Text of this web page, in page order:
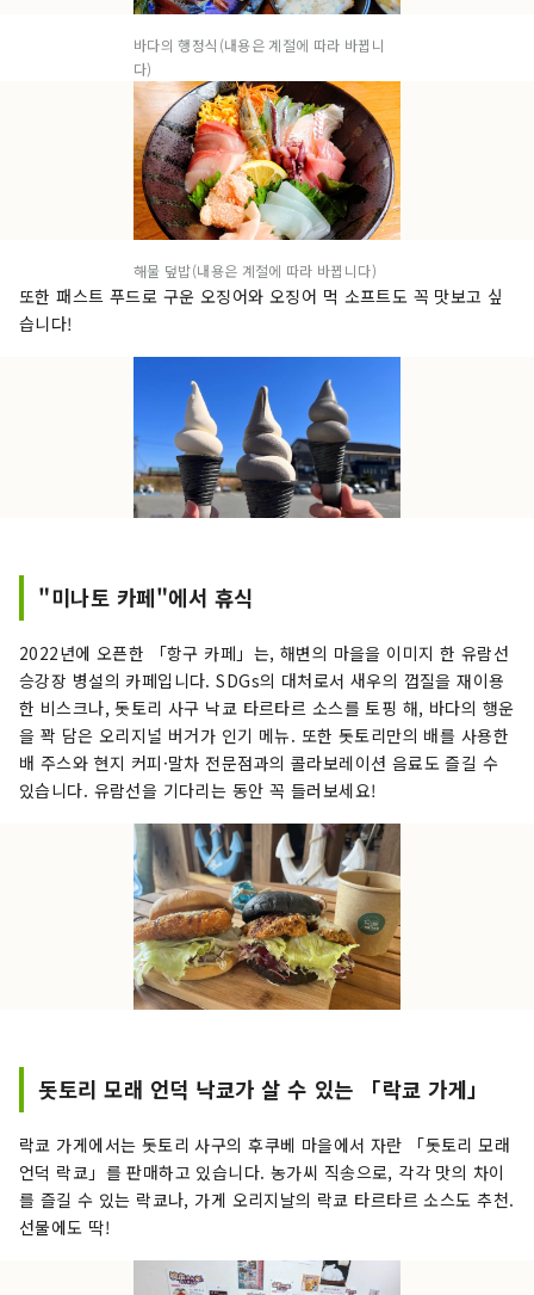
바다의 행정식(내용은 계절에 따라 바뀝니
다)
해물 덮밥(내용은 계절에 따라 바뀝니다)
또한 패스트 푸드로 구운 오징어와 오징어 먹 소프트도 꼭 맛보고 싶
습니다!
"미나토 카페"에서 휴식
2022년에 오픈한 「항구 카페」는, 해변의 마을을 이미지 한 유람선
승강장 병설의 카페입니다. SDGs의 대처로서 새우의 껍질을 재이용
한 비스크나, 돗토리 사구 낙쿄 타르타르 소스를 토핑 해, 바다의 행운
을 꽉 담은 오리지널 버거가 인기 메뉴. 또한 돗토리만의 배를 사용한
배 주스와 현지 커피·말차 전문점과의 콜라보레이션 음료도 즐길 수
있습니다. 유람선을 기다리는 동안 꼭 들러보세요!
돗토리 모래 언덕 낙쿄가 살 수 있는 「락쿄 가게」
락쿄 가게에서는 돗토리 사구의 후쿠베 마을에서 자란 「돗토리 모래
언덕 락쿄」를 판매하고 있습니다. 농가씨 직송으로, 각각 맛의 차이
를 즐길 수 있는 락쿄나, 가게 오리지날의 락쿄 타르타르 소스도 추천.
선물에도 딱!